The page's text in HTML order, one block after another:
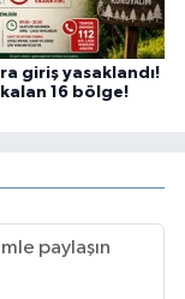
giriş yasaklandı!
kalan 16 bölge!